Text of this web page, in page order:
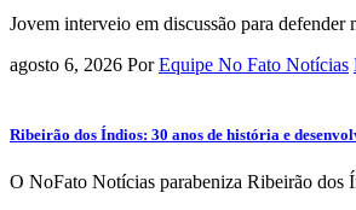
Jovem interveio em discussão para
agosto 6, 2026 Por Equipe No Fato Notícias
Ribeirão dos Índios: 30 anos de história e
O NoFato Notícias parabeniza Ribeirão dos